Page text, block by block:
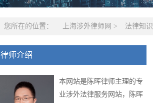
您所在的位置： 上海涉外律师网 > 法律知识
律师介绍
本网站是陈晖律师主理的专
业涉外法律服务网站，陈晖